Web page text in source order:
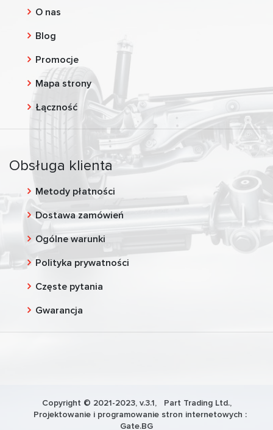
O nas
Blog
Promocje
Mapa strony
Łączność
Obsługa klienta
Metody płatności
Dostawa zamówień
Ogólne warunki
Polityka prywatności
Częste pytania
Gwarancja
Copyright © 2021-2023, v.3.1, Part Trading Ltd.,
Projektowanie i programowanie stron internetowych :
Gate.BG